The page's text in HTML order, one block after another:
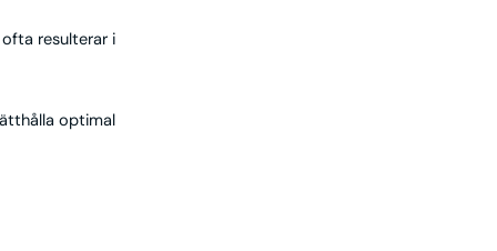
resulterar i
optimal